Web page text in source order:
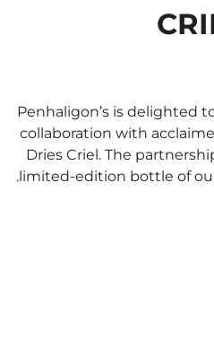
Penhaligon’s is delighted
collaboration with
Dries Criel. The
limited-edition bottle of